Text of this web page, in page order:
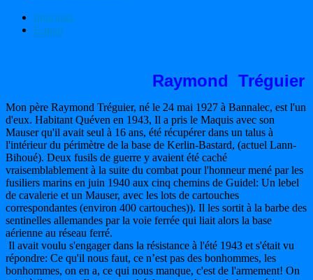
Imprimer
E-mail
Raymond Tréguier
Mon père Raymond Tréguier, né le 24 mai 1927 à Bannalec, est l'un
d'eux. Habitant Quéven en 1943, Il a pris le Maquis avec son
Mauser qu'il avait seul à 16 ans, été récupérer dans un talus à
l'intérieur du périmètre de la base de Kerlin-Bastard, (actuel Lann-
Bihoué). Deux fusils de guerre y avaient été caché
vraisemblablement à la suite du combat pour l'honneur mené par les
fusiliers marins en juin 1940 aux cinq chemins de Guidel: Un lebel
de cavalerie et un Mauser, avec les lots de cartouches
correspondantes (environ 400 cartouches)). Il les sortit à la barbe des
sentinelles allemandes par la voie ferrée qui liait alors la base
aérienne au réseau ferré.
Il avait voulu s'engager dans la résistance à l'été 1943 et s'était vu
répondre: Ce qu'il nous faut, ce n’est pas des bonhommes, les
bonhommes, on en a, ce qui nous manque, c'est de l'armement! On